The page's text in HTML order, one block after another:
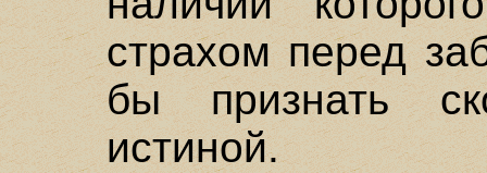
страхом перед
бы признать
истиной.